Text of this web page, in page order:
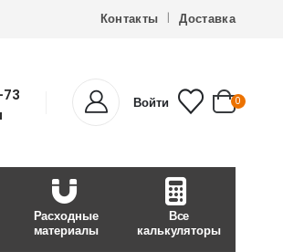
Контакты Доставка
Войти 0
Расходные
материалы
Все
калькуляторы